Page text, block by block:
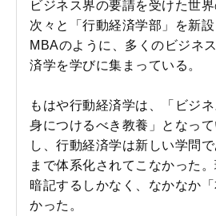
ビジネス界の要請を受けた世界
次々と「行動経済学部」を新設
MBAのように、多くのビジネ
済学を学びに集まっている。
もはや行動経済学は、「ビジ
身につけるべき教養」となっ
し、行動経済学は新しい学問
まで体系化されてこなかった
暗記するしかなく、なかなか
かった。